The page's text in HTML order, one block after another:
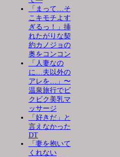
「まって…そ
こキモチよす
ぎるっ！」挿
れたがりな契
約カノジョの
奥をコンコン
「人妻なの
に…夫以外の
アレを…」〜
温泉旅行でビ
クビク美乳マ
ッサージ
「好きだ」と
言えなかった
DT
「妻を抱いて
くれない